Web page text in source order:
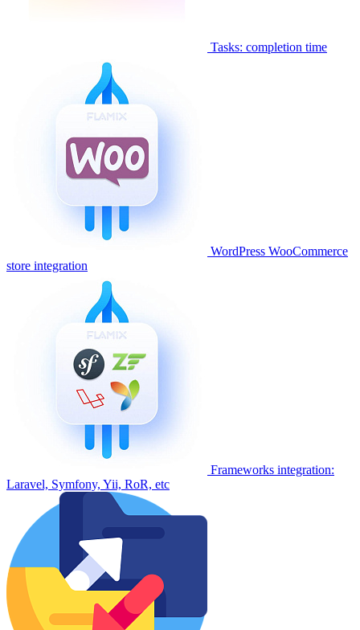
Tasks: completion time
WordPress WooCommerce
store integration
Frameworks integration:
Laravel, Symfony, Yii, RoR, etc